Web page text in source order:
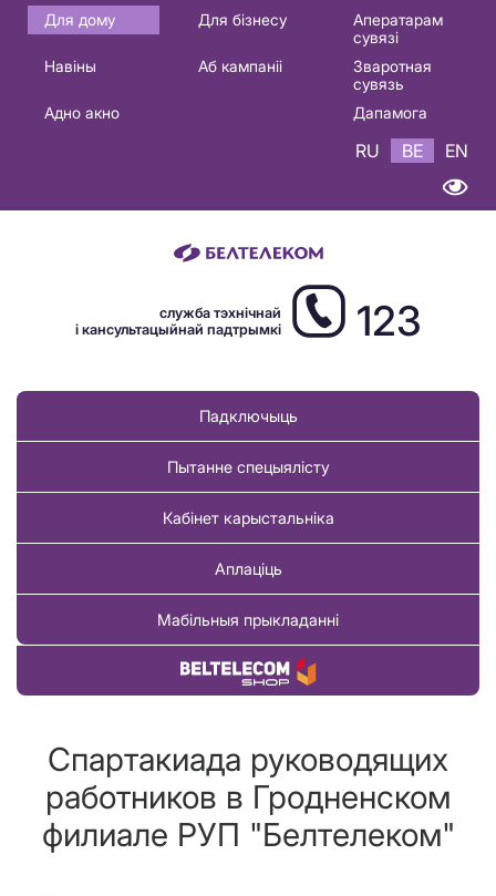
Основная
навигация
Для дому Для бізнесу
Аператарам
сувязі
Навіны
Аб кампаніі
Зваротная
сувязь
Адно акно
Дапамога
RU BE EN
служба тэхнічнай
і кансультацыйнай падтрымкі
123
Падключыць
Пытанне спецыялісту
Кабінет карыстальніка
Аплаціць
Мабільныя прыкладанні
Купіць тавар
Спартакиада руководящих
работников в Гродненском
филиале РУП "Белтелеком"